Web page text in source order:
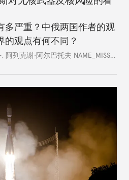
多严重？中俄两国作者的观
的观点有何不同？
, 阿列克谢·阿尔巴托夫 NAME_MISSING